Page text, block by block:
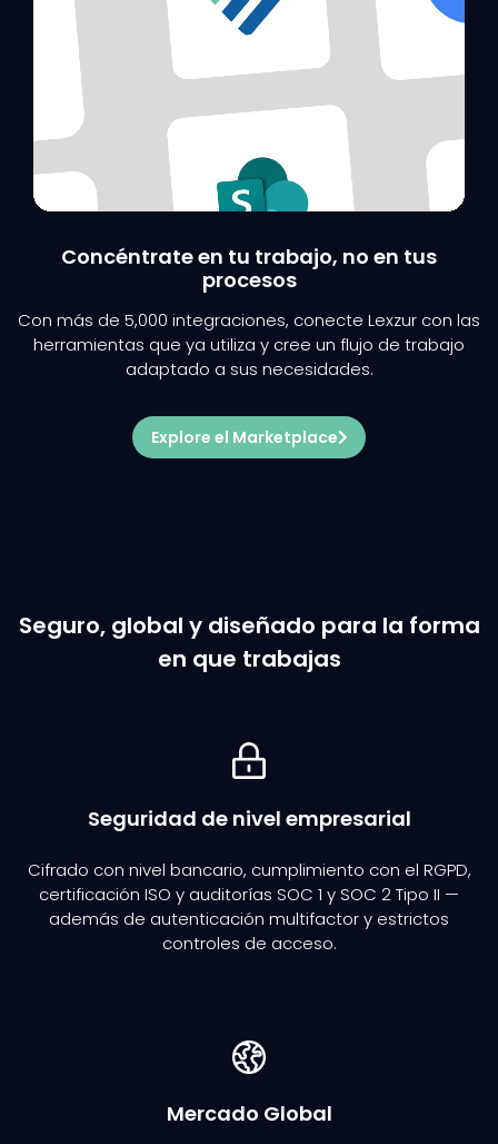
Concéntrate en tu trabajo, no en tus
procesos
Con más de 5,000 integraciones, conecte Lexzur con las
herramientas que ya utiliza y cree un flujo de trabajo
adaptado a sus necesidades.
Explore el Marketplace
Seguro, global y diseñado para la forma
en que trabajas
Seguridad de nivel empresarial
Cifrado con nivel bancario, cumplimiento con el RGPD,
certificación ISO y auditorías SOC 1 y SOC 2 Tipo II —
además de autenticación multifactor y estrictos
controles de acceso.
Mercado Global